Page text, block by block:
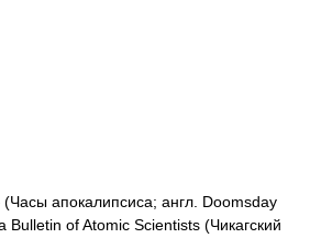
апокалипсиса; англ. Doomsday
of Atomic Scientists (Чикагский